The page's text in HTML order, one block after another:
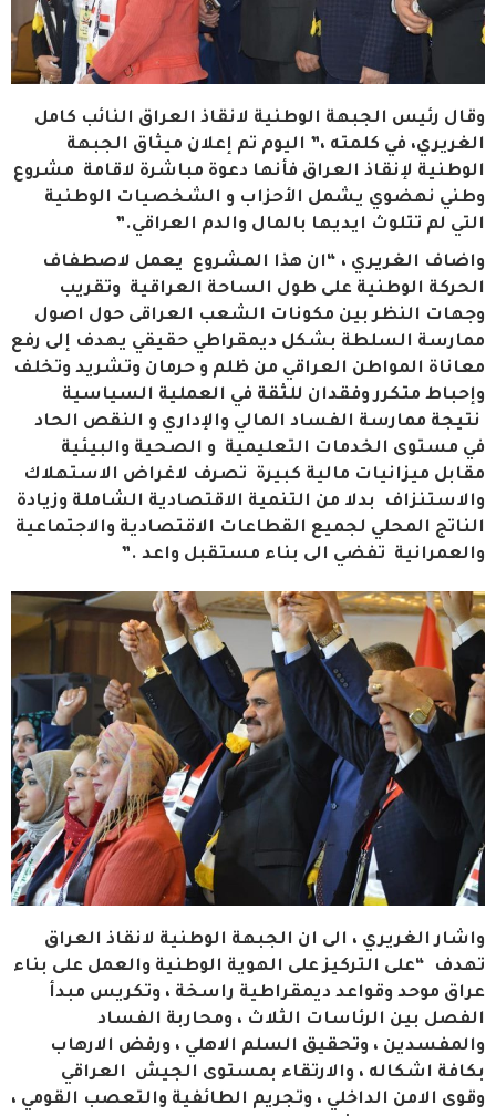
وقال رئيس الجبهة الوطنية لانقاذ العراق النائب كامل
الغريري، في كلمته ،” اليوم تم إعلان ميثاق الجبهة
الوطنية لإنقاذ العراق فأنها دعوة مباشرة لاقامة مشروع
وطني نهضوي يشمل الأحزاب و الشخصيات الوطنية
التي لم تتلوث ايديها بالمال والدم العراقي.”
واضاف الغريري ، “ان هذا المشروع يعمل لاصطفاف
الحركة الوطنية على طول الساحة العراقية وتقريب
وجهات النظر بين مكونات الشعب العراقى حول اصول
ممارسة السلطة بشكل ديمقراطي حقيقي يهدف إلى رفع
معاناة المواطن العراقي من ظلم و حرمان وتشريد وتخلف
وإحباط متكرر وفقدان للثقة في العملية السياسية
نتيجة ممارسة الفساد المالي والإداري و النقص الحاد
في مستوى الخدمات التعليمية و الصحية والبيئية
مقابل ميزانيات مالية كبيرة تصرف لاغراض الاستهلاك
والاستنزاف بدلا من التنمية الاقتصادية الشاملة وزيادة
الناتج المحلي لجميع القطاعات الاقتصادية والاجتماعية
والعمرانية تفضي الى بناء مستقبل واعد .”
واشار الغريري ، الى ان الجبهة الوطنية لانقاذ العراق
تهدف “على التركيز على الهوية الوطنية والعمل على بناء
عراق موحد وقواعد ديمقراطية راسخة ، وتكريس مبدأ
الفصل بين الرئاسات الثلاث ، ومحاربة الفساد
والمفسدين ، وتحقيق السلم الاهلي ، ورفض الارهاب
بكافة اشكاله ، والارتقاء بمستوى الجيش العراقي
وقوى الامن الداخلي ، وتجريم الطائفية والتعصب القومي ،